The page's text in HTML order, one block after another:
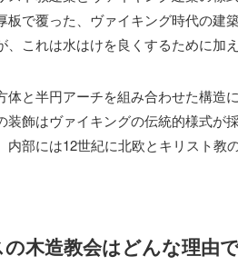
板で覆った、ヴァイキング時代の建
、これは水はけを良くするために加
体と半円アーチを組み合わせた構造
装飾はヴァイキングの伝統的様式が
内部には12世紀に北欧とキリスト教
木造教会はどんな理由